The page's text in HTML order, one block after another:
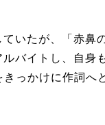
いたが、「赤鼻
バイトし、自身
っかけに作詞へ